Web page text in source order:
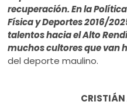
recuperación. En la
Física y Deportes 2016/
talentos hacia el Alto
muchos cultores que van
del deporte maulino.